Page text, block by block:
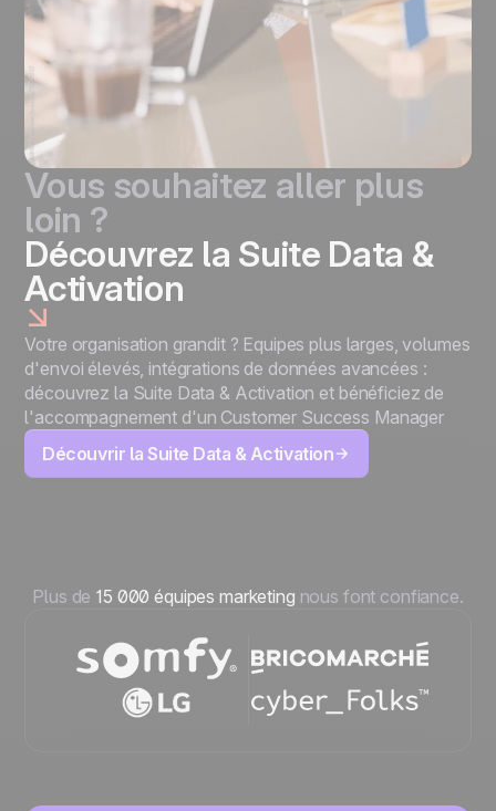
Vous souhaitez aller plus
loin ?
Découvrez la Suite Data &
Activation
Votre organisation grandit ? Equipes plus larges, volumes
d'envoi élevés, intégrations de données avancées :
découvrez la Suite Data & Activation et bénéficiez de
l'accompagnement d'un Customer Success Manager
Découvrir la Suite Data & Activation
Plus de 15 000 équipes marketing nous font confiance.